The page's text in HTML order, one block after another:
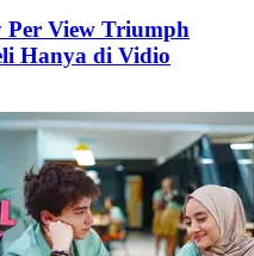
Per View Triumph
Hanya di Vidio